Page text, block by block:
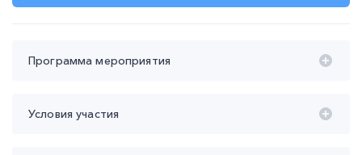
Программа мероприятия
Условия участия